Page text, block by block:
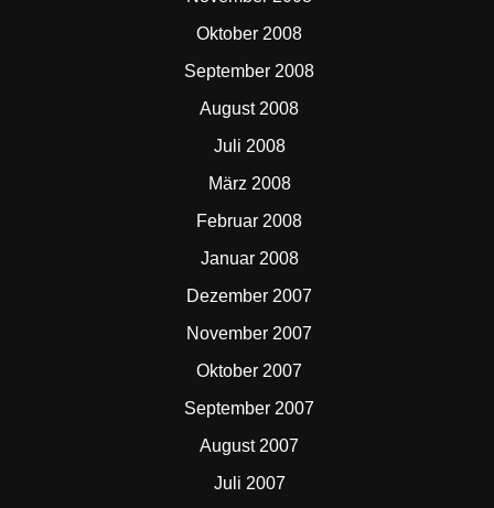
Oktober 2008
September 2008
August 2008
Juli 2008
März 2008
Februar 2008
Januar 2008
Dezember 2007
November 2007
Oktober 2007
September 2007
August 2007
Juli 2007